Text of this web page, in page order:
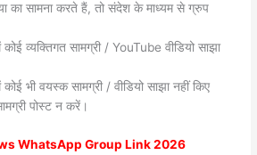
का सामना करते हैं, तो संदेश के माध्यम से ग्रुप
कोई व्यक्तिगत सामग्री / YouTube वीडियो साझा
भी वयस्क सामग्री / वीडियो साझा नहीं किए
पोस्ट न करें।
WhatsApp Group Link 2026